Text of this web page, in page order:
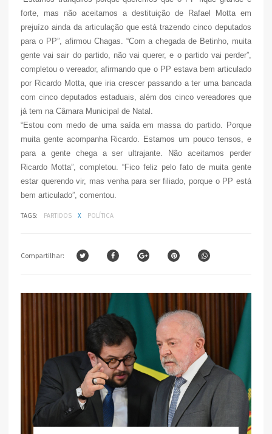
forte, mas não aceitamos a destituição de Rafael Motta em
prejuízo ainda da articulação que está trazendo cinco deputados
para o PP”, afirmou Chagas. “Com a chegada de Betinho, muita
gente vai sair do partido, não vai querer, e o partido vai perder”,
completou o vereador, afirmando que o PP estava bem articulado
por Ricardo Motta, que iria crescer passando a ter uma bancada
com cinco deputados estaduais, além dos cinco vereadores que
já tem na Câmara Municipal de Natal.
“Estou com medo de uma saída em massa do partido. Porque
muita gente acompanha Ricardo. Estamos um pouco tensos, e
para a gente chega a ser ultrajante. Não aceitamos perder
Ricardo Motta”, completou. “Fico feliz pelo fato de muita gente
estar querendo vir, mas venha para ser filiado, porque o PP está
bem articulado”, comentou.
TAGS: PARTIDOS X POLÍTICA
Compartilhar: